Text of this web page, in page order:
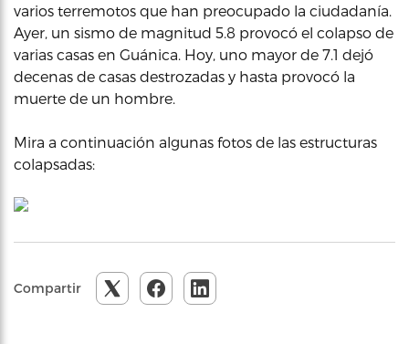
varios terremotos que han preocupado la ciudadanía.
Ayer, un sismo de magnitud 5.8 provocó el colapso de
varias casas en Guánica. Hoy, uno mayor de 7.1 dejó
decenas de casas destrozadas y hasta provocó la
muerte de un hombre.
Mira a continuación algunas fotos de las estructuras
colapsadas:
Compartir